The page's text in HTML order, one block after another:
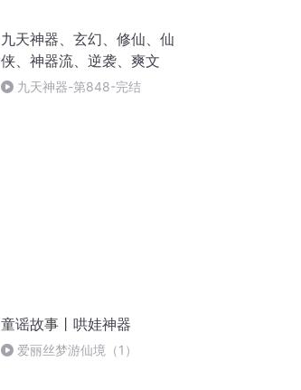
九天神器、玄幻、修仙、仙
侠、神器流、逆袭、爽文
九天神器-第848-完结
童谣故事丨哄娃神器
爱丽丝梦游仙境（1）